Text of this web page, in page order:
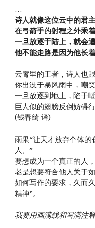
…
诗人就像这位云中的君
在弓箭手的射程之外乘
一旦放逐于陆上，就会
他不能走路是因为他长
云霄里的王者，诗人也
你出没于暴风雨中，嘲
一旦放逐到地上，陷于
巨人似的翅膀反倒妨碍行
(钱春綺 译)
雨果“让天才放弃个体
人。”
要想成为一个真正的人
老是想要符合他人关于
如何写作的要求，久而
精神”。
我要用画满线和写满注